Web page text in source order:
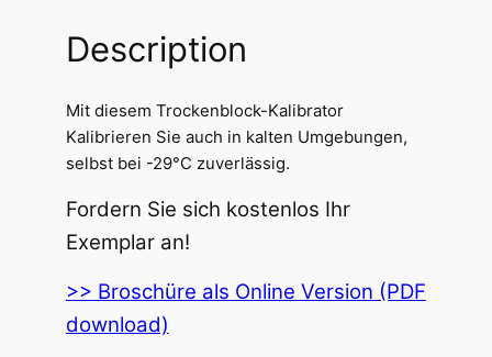
Description
Mit diesem Trockenblock-Kalibrator
Kalibrieren Sie auch in kalten Umgebungen,
selbst bei -29°C zuverlässig.
Fordern Sie sich kostenlos Ihr
Exemplar an!
>> Broschüre als Online Version (PDF
download)